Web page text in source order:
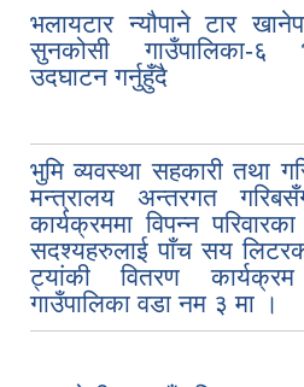
भलायटार न्यौपाने टार
सुनकोसी गाउँपालिका-६
उदघाटन गर्नुहुँदै
भुमि व्यवस्था सहकारी तथा
मन्त्रालय अन्तरगत
कार्यक्रममा विपन्न
सदश्यहरुलाई पाँच सय
ट्यांकी वितरण
गाउँपालिका वडा नम ३ मा ।